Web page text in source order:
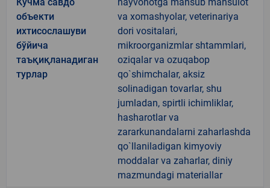
объекти
ихтисослашуви
бўйича
таъқиқланадиган
турлар
va xomashyolar, veterinariya
dori vositalari,
mikroorganizmlar shtammlari,
oziqalar va ozuqabop
qo`shimchalar, aksiz
solinadigan tovarlar, shu
jumladan, spirtli ichimliklar,
hasharotlar va
zararkunandalarni zaharlashda
qo`llaniladigan kimyoviy
moddalar va zaharlar, diniy
mazmundagi materiallar